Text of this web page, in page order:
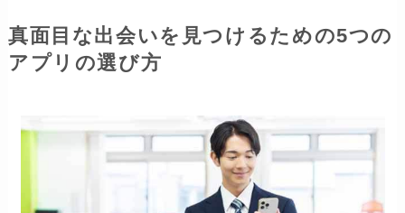
真面目な出会いを見つけるための5つの
アプリの選び方